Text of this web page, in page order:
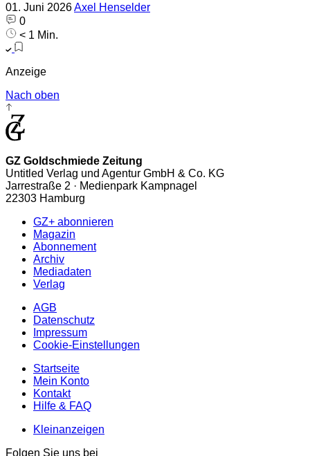
01. Juni 2026Axel Henselder
0
< 1 Min.
Anzeige
Nach oben
GZ Goldschmiede Zeitung
Untitled Verlag und Agentur GmbH & Co. KG
Jarrestraße 2 · Medienpark Kampnagel
22303 Hamburg
GZ+ abonnieren
Magazin
Abonnement
Archiv
Mediadaten
Verlag
AGB
Datenschutz
Impressum
Cookie-Einstellungen
Startseite
Mein Konto
Kontakt
Hilfe & FAQ
Kleinanzeigen
Folgen Sie uns bei